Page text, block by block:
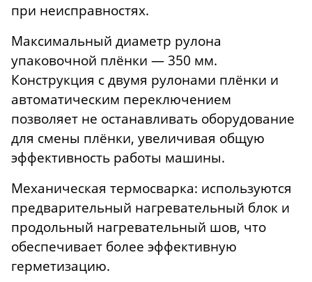
при неисправностях.
Максимальный диаметр рулона
упаковочной плёнки — 350 мм.
Конструкция с двумя рулонами плёнки и
автоматическим переключением
позволяет не останавливать оборудование
для смены плёнки, увеличивая общую
эффективность работы машины.
Механическая термосварка: используются
предварительный нагревательный блок и
продольный нагревательный шов, что
обеспечивает более эффективную
герметизацию.